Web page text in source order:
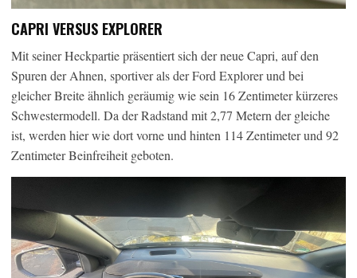
CAPRI VERSUS EXPLORER
Mit seiner Heckpartie präsentiert sich der neue Capri, auf den
Spuren der Ahnen, sportiver als der Ford Explorer und bei
gleicher Breite ähnlich geräumig wie sein 16 Zentimeter kürzeres
Schwestermodell. Da der Radstand mit 2,77 Metern der gleiche
ist, werden hier wie dort vorne und hinten 114 Zentimeter und 92
Zentimeter Beinfreiheit geboten.